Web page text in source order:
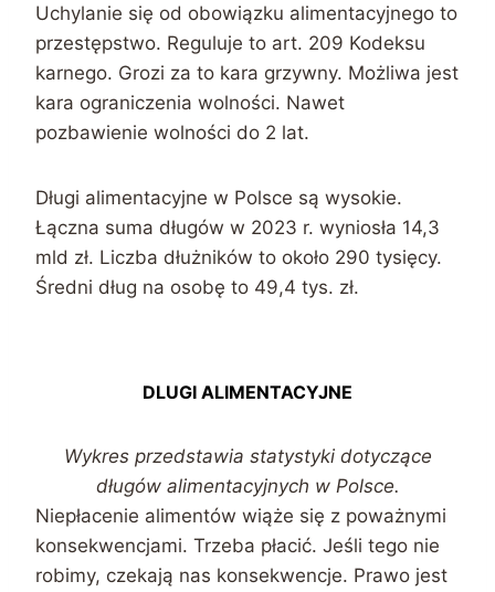
Uchylanie się od obowiązku alimentacyjnego to
przestępstwo. Reguluje to art. 209 Kodeksu
karnego. Grozi za to kara grzywny. Możliwa jest
kara ograniczenia wolności. Nawet
pozbawienie wolności do 2 lat.
Długi alimentacyjne w Polsce są wysokie.
Łączna suma długów w 2023 r. wyniosła 14,3
mld zł. Liczba dłużników to około 290 tysięcy.
Średni dług na osobę to 49,4 tys. zł.
DLUGI ALIMENTACYJNE
Wykres przedstawia statystyki dotyczące
długów alimentacyjnych w Polsce.
Niepłacenie alimentów wiąże się z poważnymi
konsekwencjami. Trzeba płacić. Jeśli tego nie
robimy, czekają nas konsekwencje. Prawo jest